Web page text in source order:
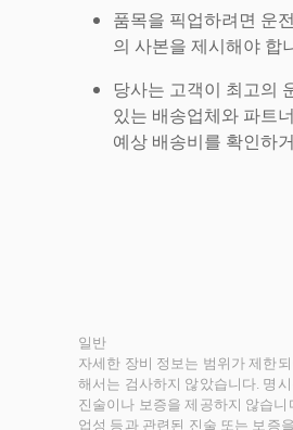
품목을 픽업하려면 운
의 사본을 제시해야 합
당사는 고객이 최고의
있는 배송업체와 파트
예상 배송비를 확인하
일반
자세한 장비 정보는 범위가 제한
해서는 검사하지 않았습니다. 명
진술이나 보증을 제공하지 않습
업성 등과 관련된 진술 또는 보증